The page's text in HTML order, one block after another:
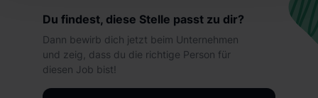
hierbei die Einwilligung zur Übermittlung deiner Daten in
die USA (Art. 49 Abs. 1 S. 1 lit. a) DS-GVO). Die USA
verfügen über kein angemessenes Datenschutzniveau
(EuGH – Schrems II). Du kannst die von dir erteilte
Einwilligung jederzeit mit Wirkung für die Zukunft ganz
Du findest, diese Stelle passt zu dir?
Dann bewirb dich jetzt beim Unternehmen
und zeig, dass du die richtige Person für
diesen Job bist!